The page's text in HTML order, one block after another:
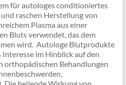
für autologes conditioniertes
raschen Herstellung von
Plasma aus einer
Bluts verwendet, das dem
wird. Autologe Blutprodukte
im Hinblick auf den
orthopädischen Behandlungen